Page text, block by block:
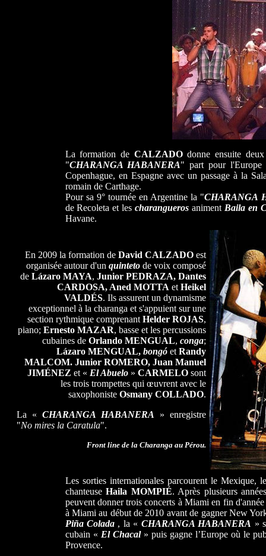
La formation de CALZADOdonne ensuite deux
"CHARANGA HABANERA" part pour l'Europe
Copenhague, en Espagne avec un passage à la
romain de Carthage.
Pour sa 9° tournée en Argentine la "CHARANGA
de Recoleta et lescharangueros animent Baila en
Havane.
En 2009 la formation de David CALZADOest
organisée autour d'un quintetode voix composé
de Lázaro MAYA, Junior PEDRAZA, Dantes
CARDOSA, Aned MOTTA et Heikel
VALDÉS. Ils assurent un dynamisme
exceptionnel à la charanga et s'appuient sur une
section rythmique comprenant Helder ROJAS,
piano; Ernesto MAZAR, basse et les percussions
cubaines de Orlando MENGUAL, conga;
Lázaro MENGUAL, bongóet Randy
MALCOM. Junior ROMERO, Juan Manuel
JIMÉNEZ et « El Abuelo» CARMELOsont
les trois trompettes qui œuvrent avec le
saxophoniste Osmany COLLADO.
La « CHARANGA HABANERA » enregistre
"No mires la Caratula".
Front line de la Charanga au Pérou.
Les sorties internationales parcourent le Mexique,
chanteuseHaila MOMPIÉ. Après plusieurs
peuvent donner trois concerts à Miami en fin
à Miami au début de 2010 avant de gagner New
Piña Colada, la « CHARANGA HABANERA »
cubain « El Chacal» puis gagne l’Europe où le
Provence.